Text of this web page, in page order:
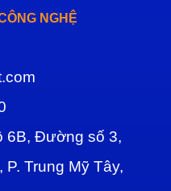
NGHỆ
6B, Đường số 3,
Trung Mỹ Tây,